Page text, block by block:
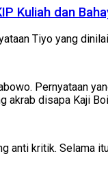
Kuliah dan
Tiyo yang
Pernyataan
akrab disapa Kaji
anti kritik. Selama